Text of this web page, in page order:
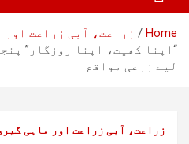
Home
زراعت، آبی زراعت اور
لیے زرعی مواقع
زراعت، آبی زراعت اور ماہی